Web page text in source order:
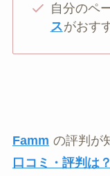
自分のペ
スがおす
Famm の評判が
口コミ・評判は？